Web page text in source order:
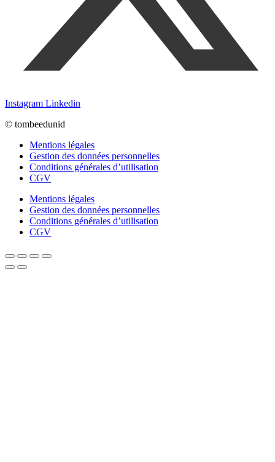
Instagram Linkedin
© tombeedunid
Mentions légales
Gestion des données personnelles
Conditions générales d’utilisation
CGV
Mentions légales
Gestion des données personnelles
Conditions générales d’utilisation
CGV